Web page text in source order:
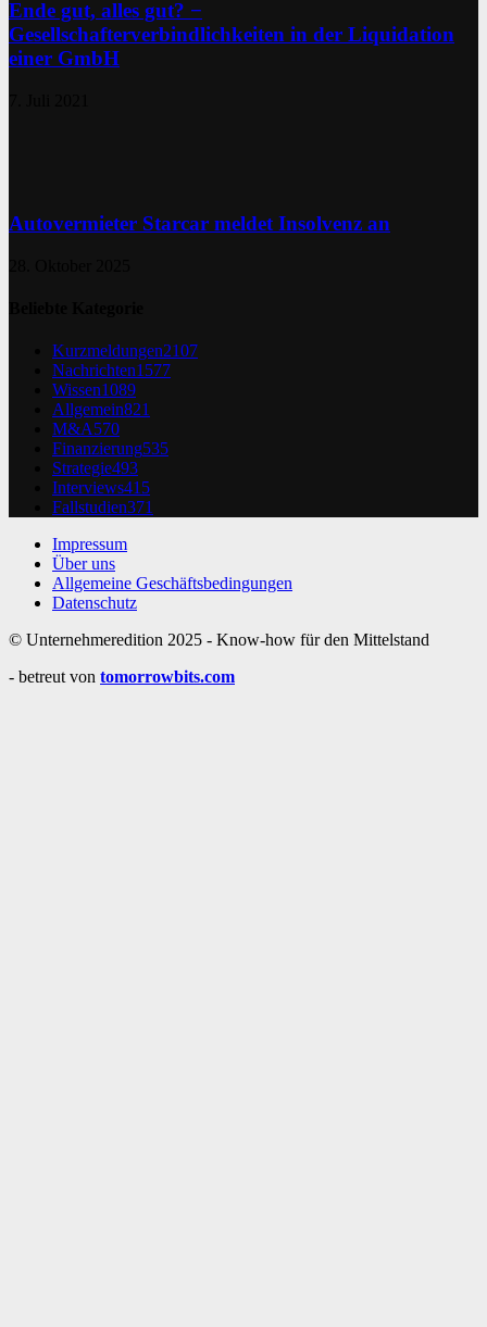
Ende gut, alles gut? −
Gesellschafterverbindlichkeiten in der Liquidation
einer GmbH
Autovermieter Starcar meldet Insolvenz an
Kurzmeldungen2107
Nachrichten1577
Wissen1089
Allgemein821
M&A570
Finanzierung535
Strategie493
Interviews415
Fallstudien371
Impressum
Über uns
Allgemeine Geschäftsbedingungen
Datenschutz
© Unternehmeredition 2025 - Know-how für den Mittelstand
- betreut von tomorrowbits.com